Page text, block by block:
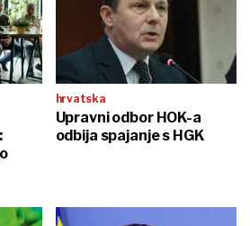
hrvatska
Upravni odbor HOK-a
odbija spajanje s HGK